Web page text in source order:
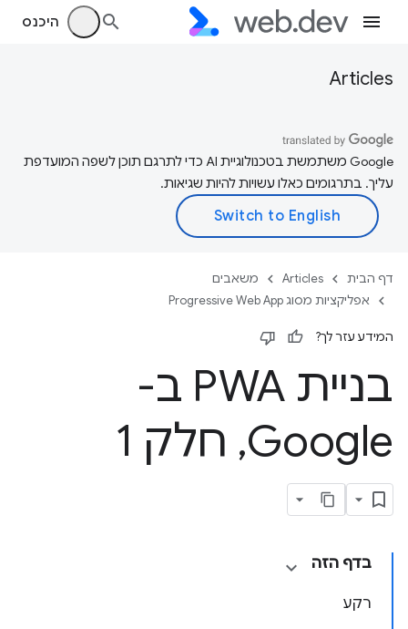
היכנס
Articles
‫Google משתמשת בטכנולוגיית AI כדי לתרגם תוכן לשפה המועדפת
עליך. בתרגומים כאלו עשויות להיות שגיאות.
דף הבית Articles
משאבים
אפליקציות מסוג Progressive Web App
המידע עזר לך?
בניית PWA ב-
Google
, חלק 1
בדף הזה
רקע